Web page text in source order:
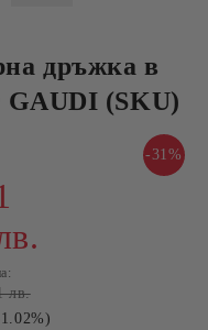
дръжка в
GAUDI (SKU)
-31%
лв.